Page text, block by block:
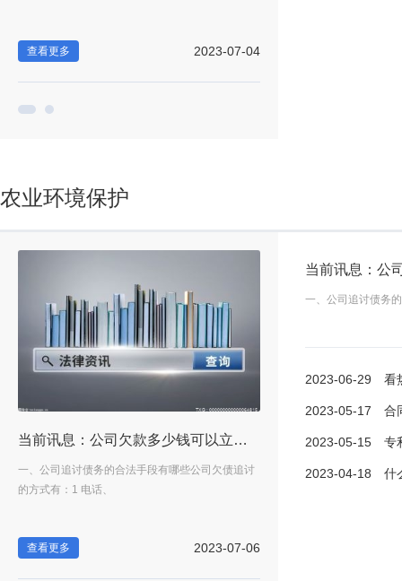
查看更多 2023-07-04
农业环境保护
当前讯息：公司欠款多少钱可以立案？欠款纠纷起诉时效是三年吗？
一、公司追讨债务的合法手段有哪些公司欠债追讨
的方式有：1 电话、
查看更多 2023-07-06
一、如何写注资合同甲方：
一、公司追讨债务
2023-06-29 看热讯
2023-05-17 合同订
2023-05-15 专利权的
2023-04-18 什么样